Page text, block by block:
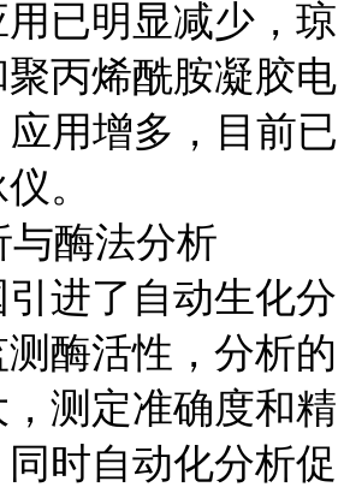
已明显减少，琼
丙烯酰胺凝胶电
用增多，目前已
。
与酶法分析
进了自动生化分
酶活性，分析的
测定准确度和精
时自动化分析促